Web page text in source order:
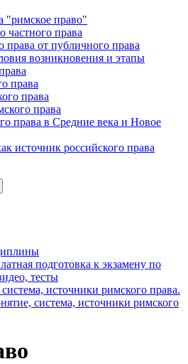
"римское право"
частного права
права от публичного права
возникновения и этапы
права
права
права
права в Средние века и Новое
источник российского права
подготовка к экзамену по
тесты
источники римского права.
система, источники римского